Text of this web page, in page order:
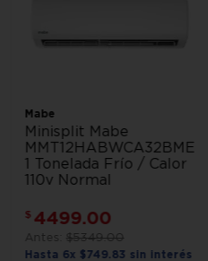
Mabe
Minisplit Mabe
MMT12HABWCA32BME1
1 Tonelada Frío / Calor
110v Normal
$ 4499.00
$5349.00
Hasta 6x $ 749. 83 sin interés